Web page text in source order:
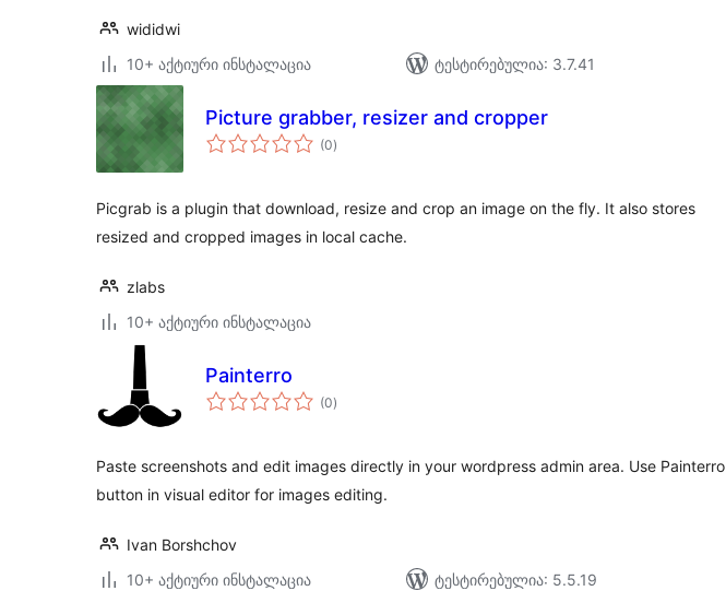
wididwi
10+ აქტიური ინსტალაცია
ტესტირებულია: 3.7.41
Picture grabber, resizer and cropper
(0საერთო
რეიტინგი
)
Picgrab is a plugin that download, resize and crop an image on the fly. It also stores
resized and cropped images in local cache.
zlabs
10+ აქტიური ინსტალაცია
Painterro
(0საერთო
რეიტინგი
)
Paste screenshots and edit images directly in your wordpress admin area. Use Painterro
button in visual editor for images editing.
Ivan Borshchov
10+ აქტიური ინსტალაცია
ტესტირებულია: 5.5.19